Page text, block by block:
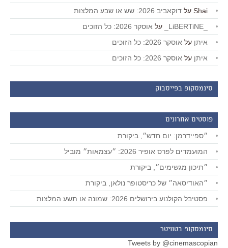
Shai על דוקאביב 2026: שש או שבע המלצות
על אוסקר 2026: כל הזוכים
איתן על אוסקר 2026: כל הזוכים
איתן על אוסקר 2026: כל הזוכים
סינמסקופ בפייסבוק
פוסטים אחרונים
״ספיידרמן: יום חדש״, ביקורת
המועמדים לפרס אופיר 2026: ״עצמאות״ מוביל
״תיכון מגשימים״, ביקורת
״האודיסאה״ של כריסטופר נולאן, ביקורת
פסטיבל הקולנוע בירושלים 2026: שמונה או תשע המלצות
סינמסקופ בטוויטר
Tweets by @cinemascopian